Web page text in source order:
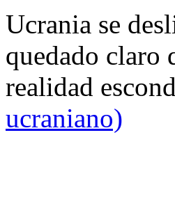
Ucrania se
quedado claro
realidad
ucraniano)